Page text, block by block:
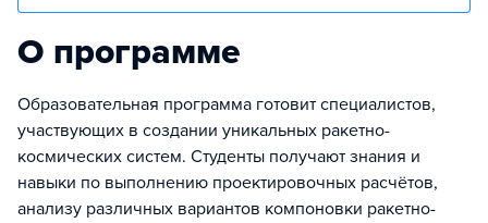
О программе
Образовательная программа готовит специалистов,
участвующих в создании уникальных ракетно-
космических систем. Студенты получают знания и
навыки по выполнению проектировочных расчётов,
анализу различных вариантов компоновки ракетно-